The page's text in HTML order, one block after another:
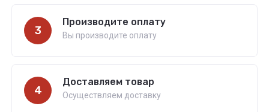
3
Производите оплату
Вы производите оплату
4
Доставляем товар
Осуществляем доставку